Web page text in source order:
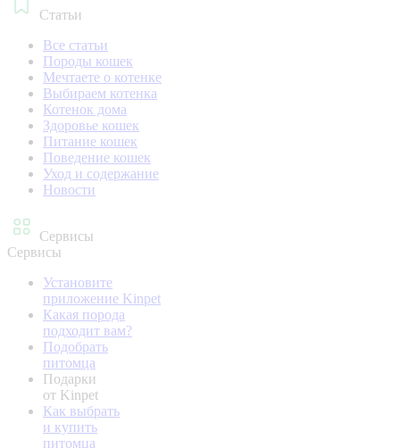
Статьи
Все статьи
Породы кошек
Мечтаете о котенке
Выбираем котенка
Котенок дома
Здоровье кошек
Питание кошек
Поведение кошек
Уход и содержание
Новости
Сервисы
Сервисы
Установите
приложение Kinpet
Какая порода
подходит вам?
Подобрать
питомца
Подарки
от Kinpet
Как выбрать
и купить
питомца